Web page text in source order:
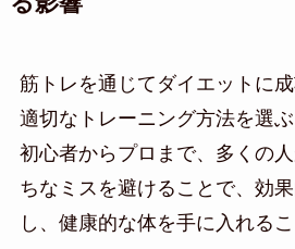
筋トレを通じてダイエットに成
適切なトレーニング方法を選ぶ
初心者からプロまで、多くの
ちなミスを避けることで、効
し、健康的な体を手に入れるこ